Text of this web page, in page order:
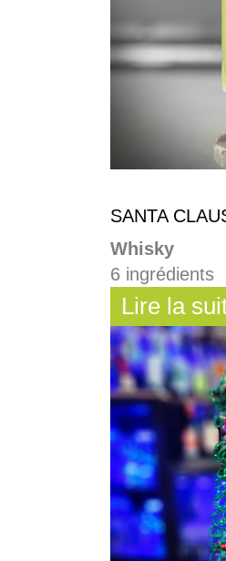
SANTA
Whisky
6 ingrédients
Lire la